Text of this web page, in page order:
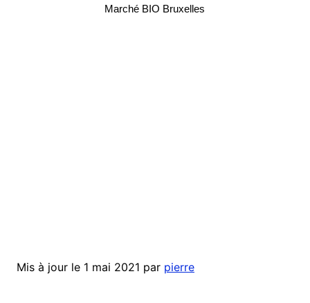
Marché BIO Bruxelles
Mis à jour le 1 mai 2021 par pierre